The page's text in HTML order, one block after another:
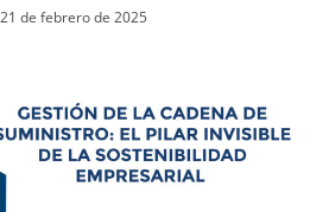
21 de febrero de 2025